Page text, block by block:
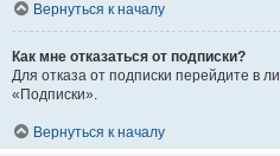
Вернуться к началу
Как мне отказаться от подписки?
Для отказа от подписки перейдите в
«Подписки».
Вернуться к началу